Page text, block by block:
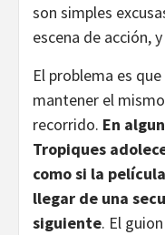
son simples
escena de acción,
El problema es
mantener el
recorrido. En
Tropiques
como si la
llegar de una
siguiente. El